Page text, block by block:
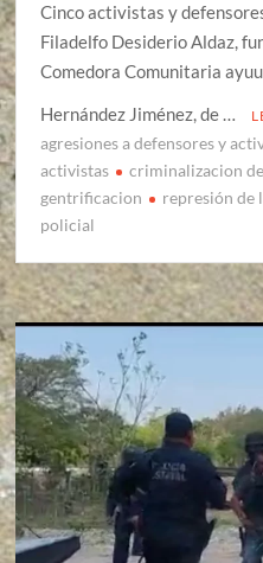
Cinco activistas y
Filadelfo Desiderio Aldaz,
Comedora Comunitaria
Hernández Jiménez, de …
agresiones a defensores y
activistas
criminalizacion
gentrificacion
represión de
policial